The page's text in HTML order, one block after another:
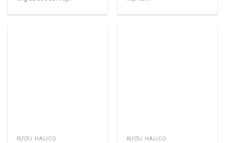
RƯỢU HALICO RƯỢU HALICO